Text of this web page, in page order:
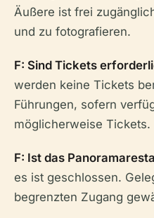
Äußere ist frei
und zu fotografieren.
F: Sind Tickets
werden keine Tickets
Führungen, sofern
möglicherweise Tickets.
F: Ist das
es ist geschlossen.
begrenzten Zugang